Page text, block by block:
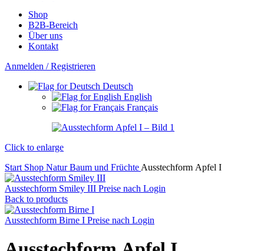
Shop
B2B-Bereich
Über uns
Kontakt
Anmelden / Registrieren
Deutsch
English
Français
Click to enlarge
Start Shop NaturBaum und Früchte Ausstechform Apfel I
Ausstechform Smiley III Preise nach Login
Back to products
Ausstechform Birne I Preise nach Login